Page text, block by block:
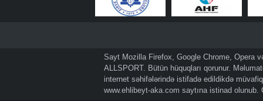
Sayt Mozilla Firefox, Google Chrome, Opera
ALLSPORT. Bütün hüquqları qorunur.
internet səhifələrində istifadə edildikdə
www.ehlibeyt-aka.com saytına istinad olunub.